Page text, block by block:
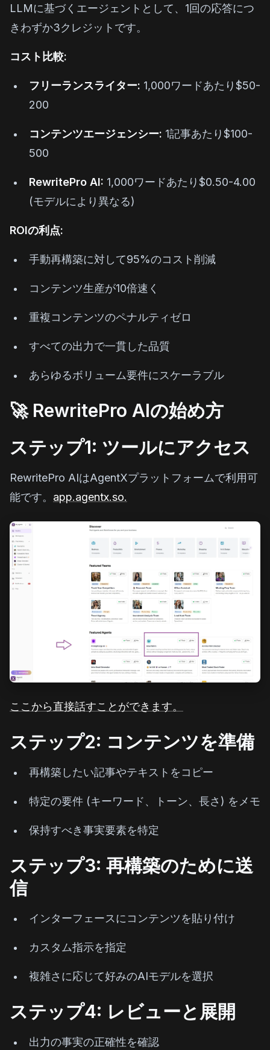
LLMに基づくエージェントとして、1回の応答につ
きわずか3クレジットです。
コスト比較:
フリーランスライター: 1,000ワードあたり$50-
200
コンテンツエージェンシー: 1記事あたり$100-
500
RewritePro AI: 1,000ワードあたり$0.50-4.00
(モデルにより異なる)
ROIの利点:
手動再構築に対して95%のコスト削減
コンテンツ生産が10倍速く
重複コンテンツのペナルティゼロ
すべての出力で一貫した品質
あらゆるボリューム要件にスケーラブル
🚀 RewritePro AIの始め方
ステップ1: ツールにアクセス
RewritePro AIはAgentXプラットフォームで利用可
能です。 app.agentx.so.
ここから直接話すことができます。
ステップ2: コンテンツを準備
再構築したい記事やテキストをコピー
特定の要件 (キーワード、トーン、長さ) をメモ
保持すべき事実要素を特定
ステップ3: 再構築のために送
信
インターフェースにコンテンツを貼り付け
カスタム指示を指定
複雑さに応じて好みのAIモデルを選択
ステップ4: レビューと展開
出力の事実の正確性を確認